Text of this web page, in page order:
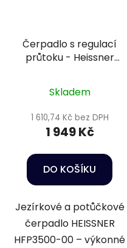
Čerpadlo s regulací
průtoku - Heissner
Skladem
1 610,74 Kč bez DPH
1 949 Kč
DO KOŠÍKU
Jezírkové a potůčkové
čerpadlo HEISSNER
HFP3500-00 – výkonné